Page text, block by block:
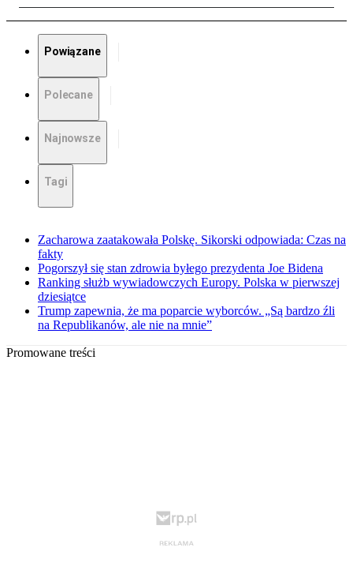
Powiązane
Polecane
Najnowsze
Tagi
Zacharowa zaatakowała Polskę. Sikorski odpowiada: Czas na
fakty
Pogorszył się stan zdrowia byłego prezydenta Joe Bidena
Ranking służb wywiadowczych Europy. Polska w pierwszej
dziesiątce
Trump zapewnia, że ma poparcie wyborców. „Są bardzo źli
na Republikanów, ale nie na mnie”
Promowane treści